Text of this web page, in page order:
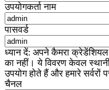
उपयोगकर्ता नाम
पासवर्ड
ध्यान दें: अपने कैमरा
का नहीं। ये विवरण केवल
उपयोग होते हैं और हमारे सर्वरों
चैनल